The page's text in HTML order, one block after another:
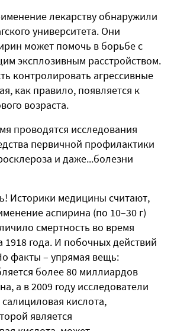
лекарству обнаружили
университета. Они
может помочь в борьбе с
эксплозивным расстройством.
контролировать агрессивные
как правило, появляется к
возраста.
проводятся исследования
первичной профилактики
и даже...болезни
Историки медицины считают,
аспирина (по 10–30 г)
смертность во время
1918 года. И побочных действий
факты – упрямая вещь:
более 80 миллиардов
а в 2009 году исследователи
кислота,
является